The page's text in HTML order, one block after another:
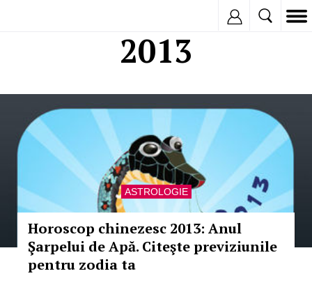
2013
ASTROLOGIE
Horoscop chinezesc 2013: Anul
Şarpelui de Apă. Citeşte previziunile
pentru zodia ta